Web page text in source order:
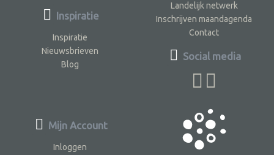
Inspiratie
Inspiratie
Nieuwsbrieven
Blog
Landelijk netwerk
Inschrijven maandagenda
Contact
Social media
Mijn Account
Inloggen